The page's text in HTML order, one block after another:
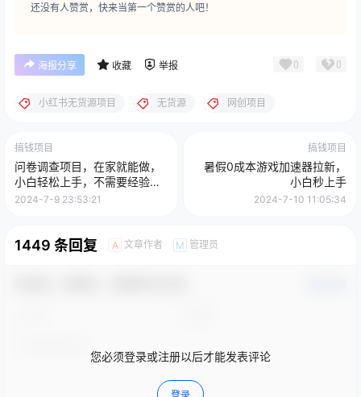
还没有人赞赏，快来当第一个赞赏的人吧！
海报分享 收藏 举报 0 0
小红书无货源项目 无货源 网创项目
搞钱项目
问卷调查项目，在家就能做，
小白轻松上手，不需要经验，
单号日均100-300，时间灵
2024-7-9 23:53:21
搞钱项目
暑假0成本游戏加速器拉新，
小白秒上手
2024-7-10 11:05:34
1449 条回复 A 文章作者 M 管理员
您必须登录或注册以后才能发表评论